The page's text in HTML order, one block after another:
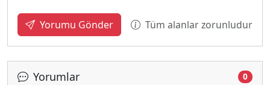
Yorumu Gönder Tüm alanlar zorunludur
Yorumlar 0